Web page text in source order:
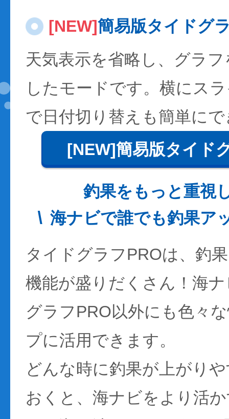
[NEW]簡易版タイドグ
天気表示を省略し、グラ
したモードです。横にス
で日付切り替えも簡単に
[NEW]簡易版タイド
釣果をもっと重視
海ナビで誰でも釣果ア
タイドグラフPROは、釣
機能が盛りだくさん！海
グラフPRO以外にも色々
プに活用できます。
どんな時に釣果が上がり
おくと、海ナビをより活